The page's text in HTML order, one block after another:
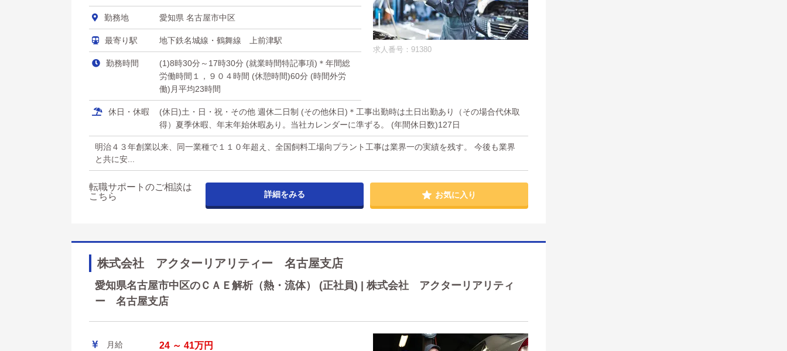
求人番号：91380
勤務地 愛知県 名古屋市中区
最寄り駅 地下鉄名城線・鶴舞線 上前津駅
勤務時間
(1)8時30分～17時30分 (就業時間特記事項)＊年間総
労働時間１，９０４時間 (休憩時間)60分 (時間外労
働)月平均23時間
休日・休暇
(休日)土・日・祝・その他 週休二日制 (その他休日)＊工事出勤時は土日出勤あり（その場合代休取
得）夏季休暇、年末年始休暇あり。当社カレンダーに準ずる。 (年間休日数)127日
明治４３年創業以来、同一業種で１１０年超え、全国飼料工場向プラント工事は業界一の実績を残す。 今後も業界
と共に安...
転職サポートのご相談は
こちら
詳細をみる お気に入り
株式会社 アクターリアリティー 名古屋支店
愛知県名古屋市中区のＣＡＥ解析（熱・流体） (正社員) | 株式会社 アクターリアリティ
ー 名古屋支店
月給 24 ～ 41万円